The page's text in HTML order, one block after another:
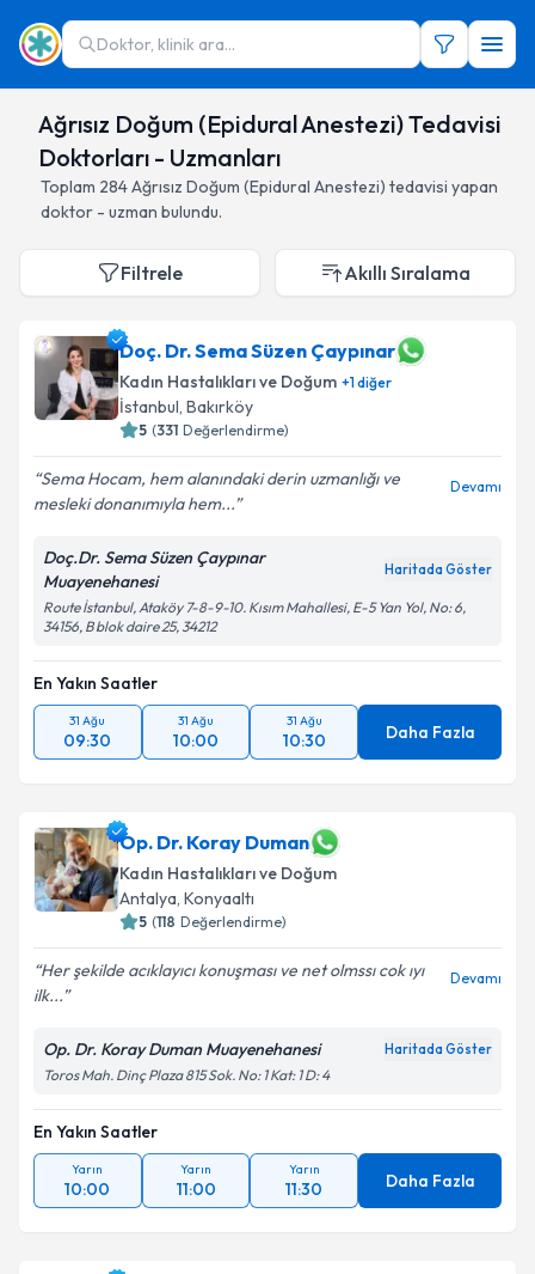
Doktor, klinik ara...
Ağrısız Doğum (Epidural Anestezi) Tedavisi
Doktorları - Uzmanları
Toplam 284Ağrısız Doğum (Epidural Anestezi) tedavisi yapan
doktor - uzman bulundu.
Filtrele Akıllı Sıralama
Doç. Dr. Sema Süzen Çaypınar
Kadın Hastalıkları ve Doğum +1diğer
İstanbul, Bakırköy
5 (331 Değerlendirme)
Sema Hocam, hem alanındaki derin uzmanlığı ve
mesleki donanımıyla hem...
Devamı
Doç.Dr. Sema Süzen Çaypınar
Muayenehanesi
Haritada Göster
Route İstanbul, Ataköy 7-8-9-10. Kısım Mahallesi, E-5 Yan Yol, No: 6,
34156, B blok daire 25, 34212
En Yakın Saatler
31 Ağu
09:30
31 Ağu
10:00
31 Ağu
10:30 Daha Fazla
Op. Dr. Koray Duman
Kadın Hastalıkları ve Doğum
Antalya, Konyaaltı
5 (118 Değerlendirme)
Her şekilde acıklayıcı konuşması ve net olmssı cok ıyı
ilk...
Devamı
Op. Dr. Koray Duman Muayenehanesi Haritada Göster
Toros Mah. Dinç Plaza 815 Sok. No: 1 Kat: 1 D: 4
En Yakın Saatler
Yarın
10:00
Yarın
11:00
Yarın
11:30 Daha Fazla